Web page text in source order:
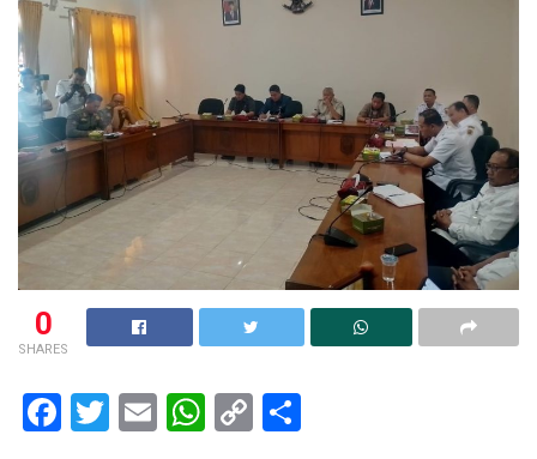
0
SHARES
F
T
E
W C